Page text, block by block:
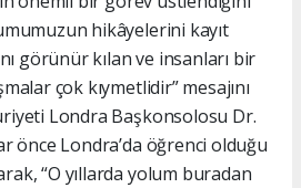
hikâyelerini kayıt
görünür kılan ve insanları bir
çok kıymetlidir” mesajını
Londra Başkonsolosu Dr.
önce Londra’da öğrenci olduğu
“O yıllarda yolum buradan